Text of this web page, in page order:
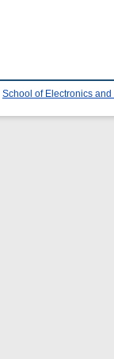
School of Electronics